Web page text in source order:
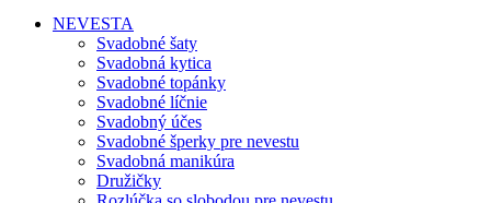
NEVESTA
Svadobné šaty
Svadobná kytica
Svadobné topánky
Svadobné líčnie
Svadobný účes
Svadobné šperky pre nevestu
Svadobná manikúra
Družičky